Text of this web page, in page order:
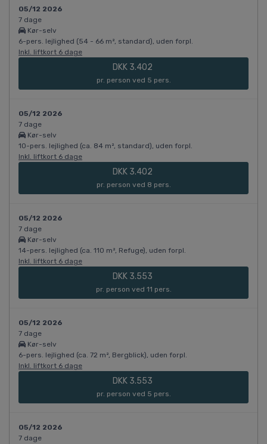
05/12 2026
7 dage
Kør-selv
6-pers. lejlighed (54 - 66 m², standard), uden forpl.
Inkl. liftkort 6 dage
DKK 3.402
pr. person ved 5 pers.
05/12 2026
7 dage
Kør-selv
10-pers. lejlighed (ca. 84 m², standard), uden forpl.
Inkl. liftkort 6 dage
DKK 3.402
pr. person ved 8 pers.
05/12 2026
7 dage
Kør-selv
14-pers. lejlighed (ca. 110 m², Refuge), uden forpl.
Inkl. liftkort 6 dage
DKK 3.553
pr. person ved 11 pers.
05/12 2026
7 dage
Kør-selv
6-pers. lejlighed (ca. 72 m², Bergblick), uden forpl.
Inkl. liftkort 6 dage
DKK 3.553
pr. person ved 5 pers.
05/12 2026
7 dage